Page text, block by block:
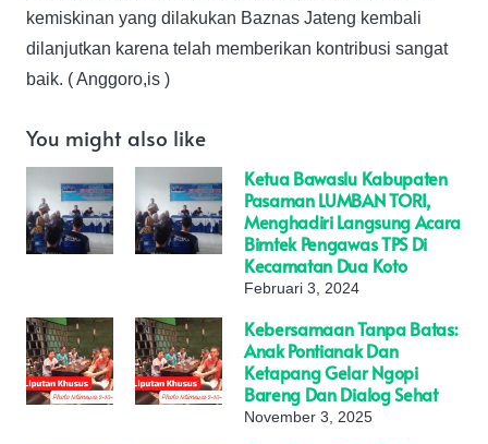
kemiskinan yang dilakukan Baznas Jateng kembali
dilanjutkan karena telah memberikan kontribusi sangat
baik. ( Anggoro,is )
You might also like
Ketua Bawaslu Kabupaten
Pasaman LUMBAN TORI,
Menghadiri Langsung Acara
Bimtek Pengawas TPS Di
Kecamatan Dua Koto
Februari 3, 2024
Kebersamaan Tanpa Batas:
Anak Pontianak Dan
Ketapang Gelar Ngopi
Bareng Dan Dialog Sehat
November 3, 2025